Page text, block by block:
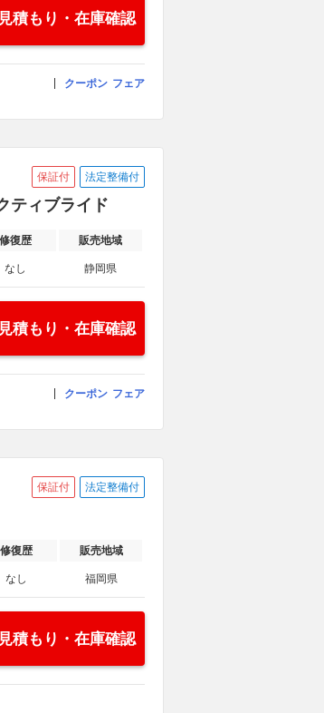
見積もり・在庫確認
クーポン フェア
保証付 法定整備付
ティブライド
修復歴 販売地域
なし 静岡県
見積もり・在庫確認
クーポン フェア
保証付 法定整備付
修復歴 販売地域
なし 福岡県
見積もり・在庫確認